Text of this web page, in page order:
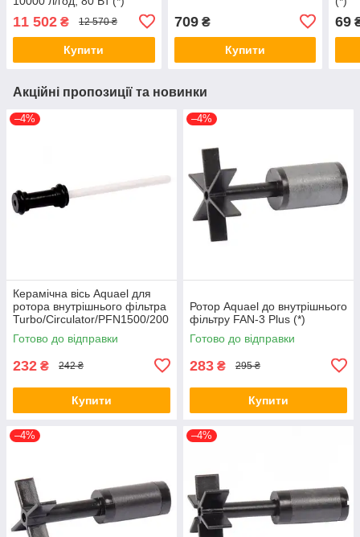
11 502 ₴ 12 570 ₴
Купити
709₴
Купити
69
Акційні пропозиції та новинки
–4%
Керамічна вісь Aquael для
ротора внутрішнього фільтра
Turbo/Circulator/PFN1500/200
0 (сучасна модель) (*)
Готово до відправки
232 ₴ 242 ₴
Купити
–4%
Ротор Aquael до внутрішнього
фільтру FAN-3 Plus (*)
Готово до відправки
283 ₴ 295 ₴
Купити
–4% –4%